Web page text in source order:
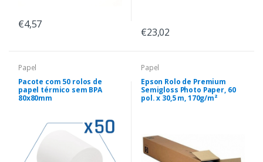
€4,57
€23,02
Papel
Pacote com 50 rolos de
papel térmico sem BPA
80x80mm
Papel
Epson Rolo de Premium
Semigloss Photo Paper, 60
pol. x 30,5 m, 170g/m²